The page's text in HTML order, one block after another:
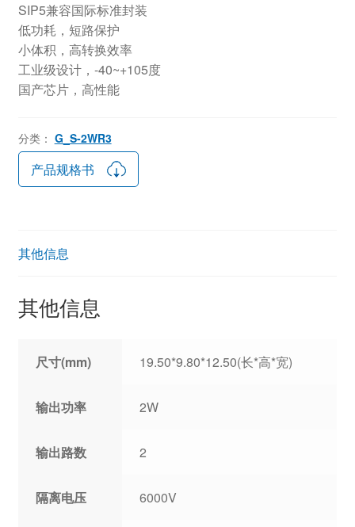
SIP5兼容国际标准封装
低功耗，短路保护
小体积，高转换效率
工业级设计，-40~+105度
国产芯片，高性能
分类： G_S-2WR3
产品规格书
其他信息
其他信息
尺寸(mm) 19.50*9.80*12.50(长*高*宽)
输出功率 2W
输出路数 2
隔离电压 6000V